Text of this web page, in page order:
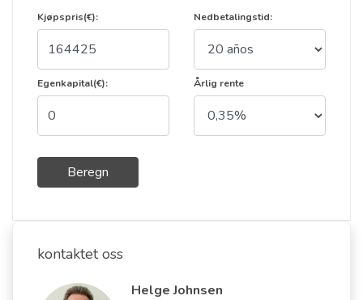
Kjøpspris(€):
Egenkapital(€):
Beregn
Nedbetalingstid:
Årlig rente
kontaktet oss
Helge Johnsen